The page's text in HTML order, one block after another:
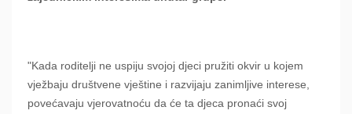
"Kada roditelji ne uspiju svojoj djeci pružiti okvir u kojem
vježbaju društvene vještine i razvijaju zanimljive interese,
povećavaju vjerovatnoću da će ta djeca pronaći svoj